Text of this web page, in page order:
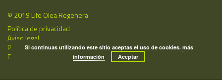
© 2019 Life Olea Regenera
Política de privacidad
Aviso legal
Política de cookies
Fecha de última actualización: 06/08/2026
Si continuas utilizando este sitio aceptas el uso de cookies.más
información
Aceptar